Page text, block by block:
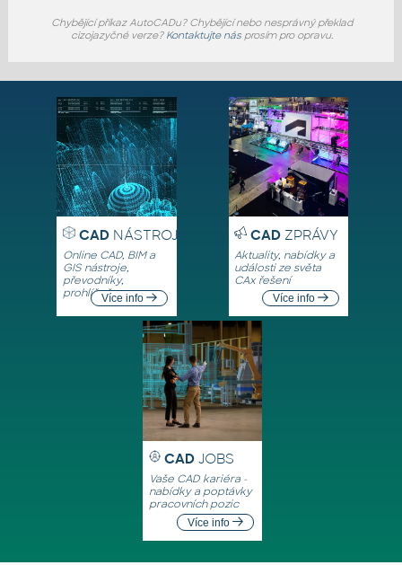
Chybějící příkaz AutoCADu? Chybějící nebo nesprávný překlad
cizojazyčné verze? Kontaktujte násprosím pro opravu.
CADNÁSTROJE
Online CAD, BIM a
GIS nástroje,
převodníky,
prohlížečeVíce info
CADZPRÁVY
Aktuality, nabídky a
události ze světa
CAx řešení
Více info
CAD JOBS
Vaše CAD kariéra -
nabídky a poptávky
pracovních pozic
Více info